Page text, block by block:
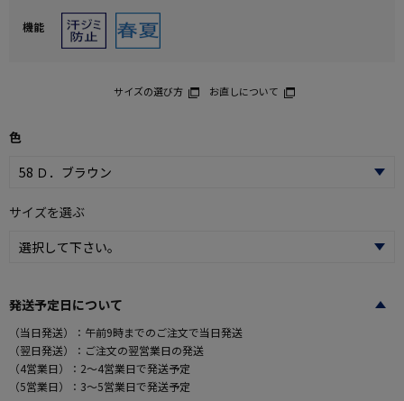
機能
サイズの選び方 お直しについて
色
サイズを選ぶ
発送予定日について
（当日発送）：午前9時までのご注文で当日発送
（翌日発送）：ご注文の翌営業日の発送
（4営業日）：2～4営業日で発送予定
（5営業日）：3～5営業日で発送予定